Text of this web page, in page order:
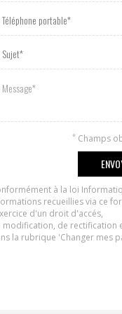
*Champs
à la loi
recueillies via ce
d'un droit d'accés,
modification, de rectification
la rubrique 'Changer mes